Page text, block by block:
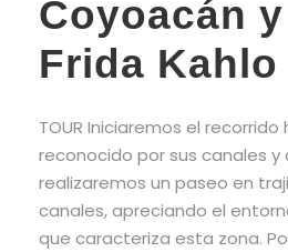
Coyoacán
Frida Kahlo
TOUR Iniciaremos el
reconocido por sus canales y
realizaremos un paseo en
canales, apreciando el
que caracteriza esta zona.